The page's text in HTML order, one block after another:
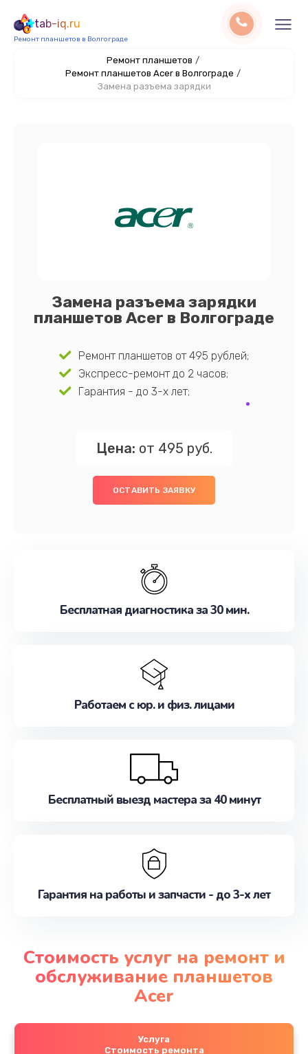
tab-iq.ru
Ремонт планшетов в Волгограде
Ремонт планшетов /
Ремонт планшетов Acer в Волгограде /
Замена разъема зарядки
Замена разъема зарядки
планшетов Acer в Волгограде
Ремонт планшетов от 495 рублей;
Экспресс-ремонт до 2 часов;
Гарантия - до 3-х лет;
Цена: от 495 руб.
ОСТАВИТЬ ЗАЯВКУ
Бесплатная диагностика за 30 мин.
Работаем с юр. и физ. лицами
Бесплатный выезд мастера за 40 минут
Гарантия на работы и запчасти - до 3-х лет
Стоимость услуг на ремонт и
обслуживание планшетов
Acer
Услуга
Стоимость ремонта